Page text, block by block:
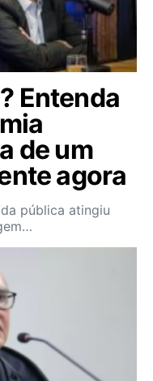
Entenda
de um
agora
pública atingiu